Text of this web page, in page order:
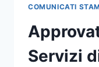
COMUNICATI
Servizi